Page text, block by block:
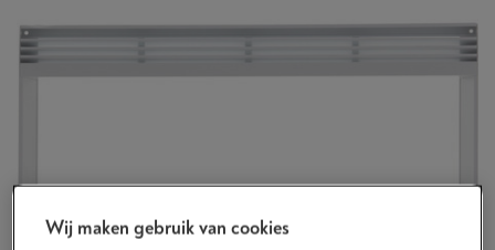
Wij maken gebruik van cookies